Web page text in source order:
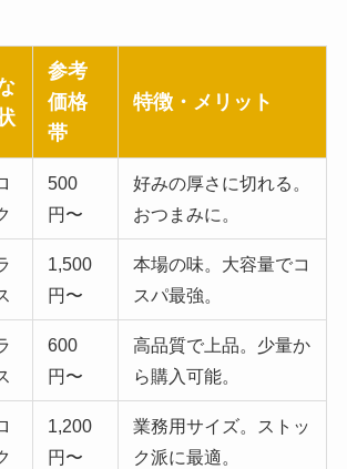
参考
価格
帯
特徴・メリット
500
円〜
好みの厚さに切れる。
おつまみに。
1,500
円〜
本場の味。大容量でコ
スパ最強。
600
円〜
高品質で上品。少量か
ら購入可能。
1,200
円〜
業務用サイズ。ストッ
ク派に最適。